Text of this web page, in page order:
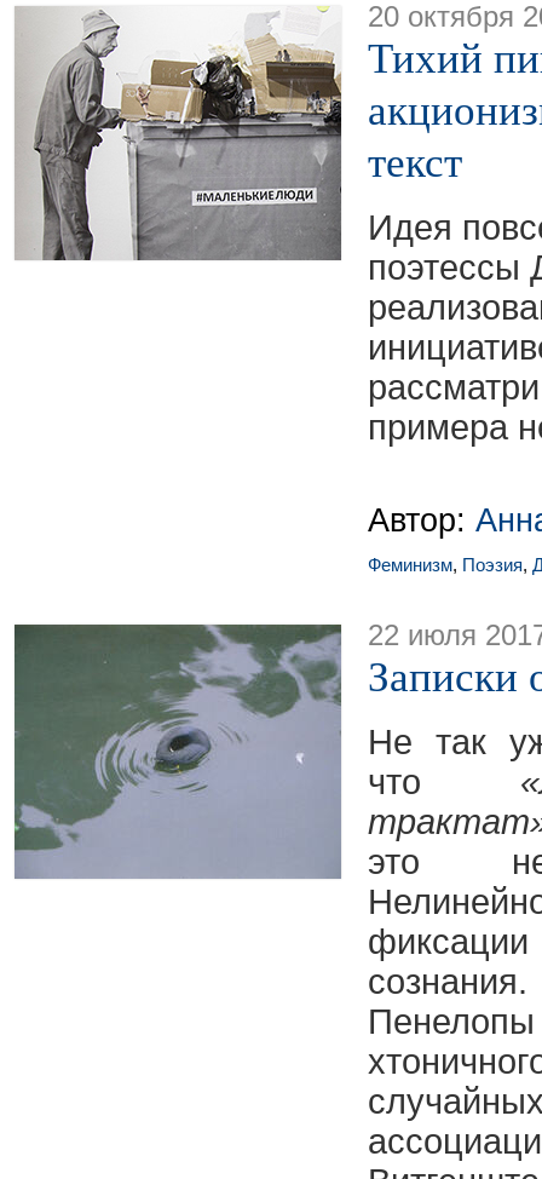
20 октября
Тихий
текст
Идея
поэтессы
примера
Автор:
Феминизм, Поэзия,
22 июля
Записки
Не так
что
это